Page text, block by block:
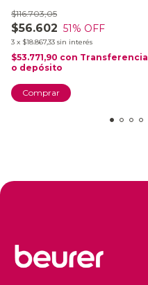
$56.602
$116.703,05
51% OFF
3 x $18.867,33 sin interés
$53.771,90 con Transferencia
o depósito